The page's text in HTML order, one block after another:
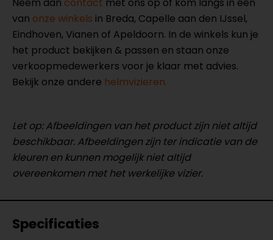
van onze winkels in Breda, Capelle aan den IJssel,
Eindhoven, Vianen of Apeldoorn. In de winkels kun je
het product bekijken & passen en staan onze
verkoopmedewerkers voor je klaar met advies.
Bekijk onze andere helmvizieren.
Let op: Afbeeldingen van het product zijn niet altijd
beschikbaar. Afbeeldingen zijn ter indicatie van de
kleuren en kunnen mogelijk niet altijd
overeenkomen met het werkelijke vizier.
Specificaties